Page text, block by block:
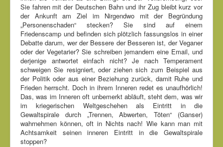
Sie fahren mit der Deutschen Bahn und ihr Zug bleibt kurz vor
der Ankunft am Ziel im Nirgendwo mit der Begründung
„Personenschaden“ stecken? Sie sind auf einem
Friedenscamp und befinden sich plötzlich fassungslos in einer
Debatte darum, wer der Bessere der Besseren ist, der Veganer
oder der Vegetarier? Sie schreiben jemandem eine Email, und
derjenige antwortet einfach nicht? Je nach Temperament
schweigen Sie resigniert, oder ziehen sich zum Beispiel aus
der Politik oder aus einer Beziehung zurück, damit Ruhe und
Frieden herrscht. Doch in ihrem Inneren redet es unaufhörlich!
Das, was im Inneren oft unbemerkt abläuft, steht dem, was wir
im kriegerischen Weltgeschehen als Eintritt in die
Gewaltspirale durch „Trennen, Abwerten, Töten“ (Ganser)
wahrnehmen können, oft in Nichts nach! Wie kann man mit
Achtsamkeit seinen inneren Eintritt in die Gewaltspirale
stoppen?